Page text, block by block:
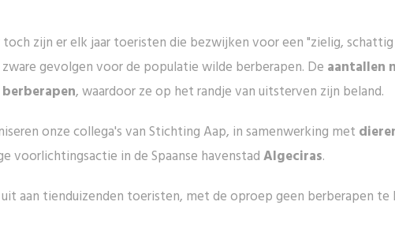
toch zijn er elk jaar toeristen die bezwijken voor een "zielig,
gevolgen voor de populatie wilde berberapen. De aantallen
, waardoor ze op het randje van uitsterven zijn beland.
onze collega's van Stichting Aap, in samenwerking met
voorlichtingsactie in de Spaanse havenstadAlgeciras.
aan tienduizenden toeristen, met de oproep geen berberapen